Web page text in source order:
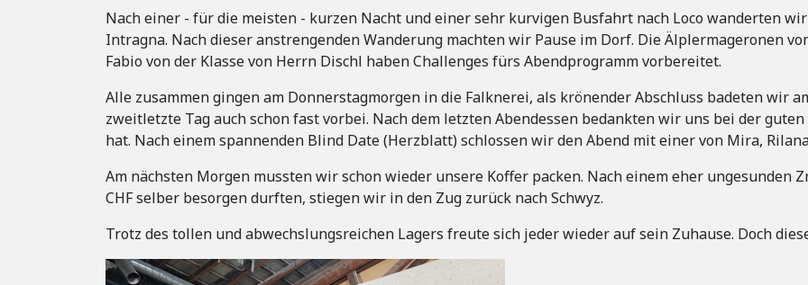
Nach einer - für die meisten - kurzen Nacht und einer sehr kurvigen Busfahrt nach Loco wanderten
Intragna. Nach dieser anstrengenden Wanderung machten wir Pause im Dorf. Die Älplermageronen
Fabio von der Klasse von Herrn Dischl haben Challenges fürs Abendprogramm vorbereitet.
Alle zusammen gingen am Donnerstagmorgen in die Falknerei, als krönender Abschluss badeten wir
zweitletzte Tag auch schon fast vorbei. Nach dem letzten Abendessen bedankten wir uns bei der
hat. Nach einem spannenden Blind Date (Herzblatt) schlossen wir den Abend mit einer von Mira,
Am nächsten Morgen mussten wir schon wieder unsere Koffer packen. Nach einem eher ungesunden
CHF selber besorgen durften, stiegen wir in den Zug zurück nach Schwyz.
Trotz des tollen und abwechslungsreichen Lagers freute sich jeder wieder auf sein Zuhause. Doch